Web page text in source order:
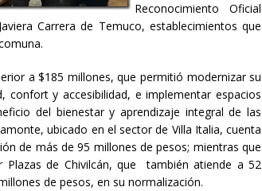
Reconocimiento Oficial
Carrera de Temuco, establecimientos que
a $185 millones, que permitió modernizar su
confort y accesibilidad, e implementar espacios
del bienestar y aprendizaje integral de las
ubicado en el sector de Villa Italia, cuenta
de más de 95 millones de pesos; mientras que
Plazas de Chivilcán, que también atiende a 52
de pesos, en su normalización.